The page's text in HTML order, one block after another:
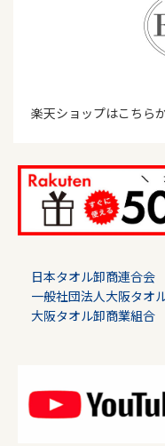
楽天ショップはこちら
日本タオル卸商連合会
一般社団法人大阪タオ
大阪タオル卸商業組合